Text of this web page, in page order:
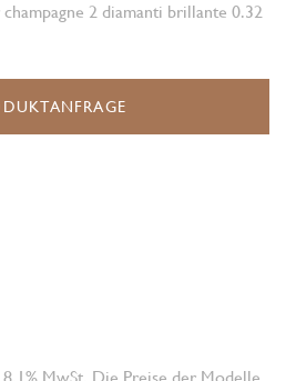
2 diamanti brillante 0.32